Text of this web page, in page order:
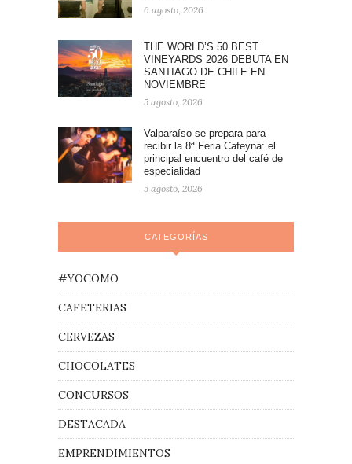
6 agosto, 2026
THE WORLD’S 50 BEST
VINEYARDS 2026 DEBUTA EN
SANTIAGO DE CHILE EN
NOVIEMBRE
5 agosto, 2026
Valparaíso se prepara para
recibir la 8ª Feria Cafeyna: el
principal encuentro del café de
especialidad
5 agosto, 2026
CATEGORÍAS
#YOCOMO
CAFETERIAS
CERVEZAS
CHOCOLATES
CONCURSOS
DESTACADA
EMPRENDIMIENTOS